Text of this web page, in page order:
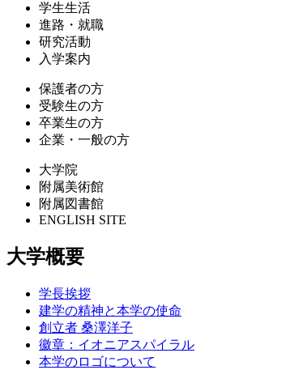
学生生活
進路・就職
研究活動
入学案内
保護者の方
受験生の方
卒業生の方
企業・一般の方
大学院
附属美術館
附属図書館
ENGLISH SITE
大学概要
学長挨拶
建学の精神と本学の使命
創立者 桑澤洋子
徽章：イオニアスパイラル
本学のロゴについて